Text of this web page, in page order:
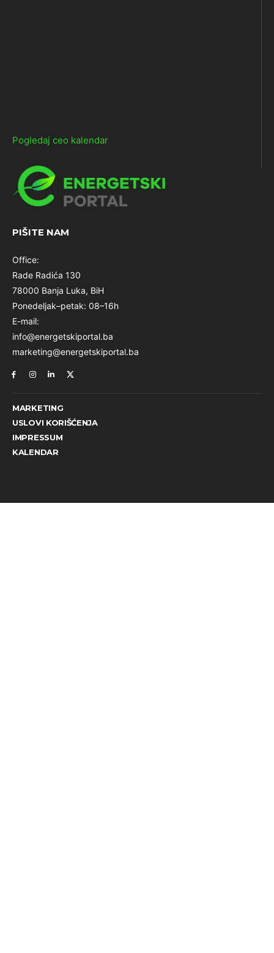
Pogledaj ceo kalendar
PIŠITE NAM
Office:
Rade Radića 130
78000 Banja Luka, BiH
Ponedeljak–petak: 08–16h
E-mail:
info@energetskiportal.ba
marketing@energetskiportal.ba
MARKETING
USLOVI KORIŠĆENJA
IMPRESSUM
KALENDAR